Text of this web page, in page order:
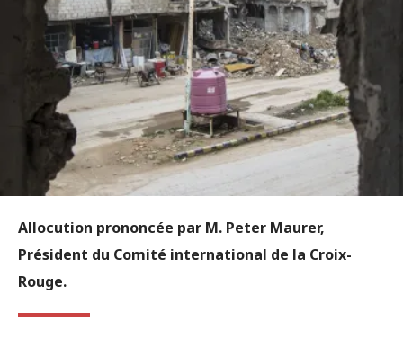
Allocution prononcée par M. Peter Maurer,
Président du Comité international de la Croix-
Rouge.